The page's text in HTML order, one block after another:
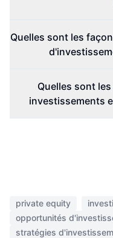
Quelles sont les
Quelles sont
investissements
private equity
opportunités
stratégies